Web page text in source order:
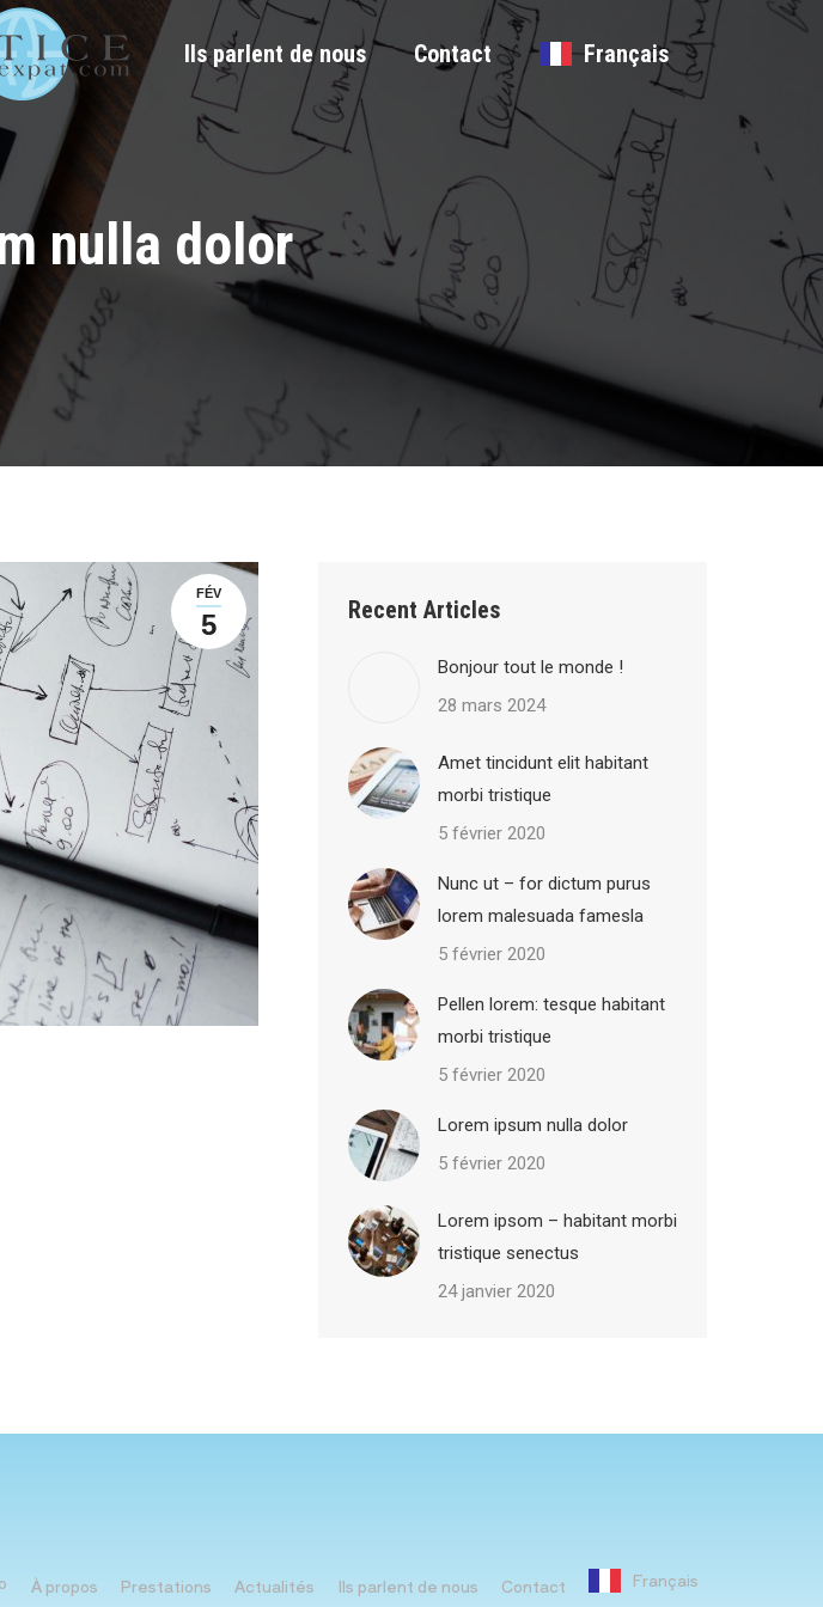
Ils parlent de nous Contact Français
nulla dolor
FÉV
5 Recent Articles
Bonjour tout le monde !
28 mars 2024
Amet tincidunt elit habitant
morbi tristique
5 février 2020
Nunc ut – for dictum purus
lorem malesuada famesla
5 février 2020
Pellen lorem: tesque habitant
morbi tristique
5 février 2020
Lorem ipsum nulla dolor
5 février 2020
Lorem ipsom – habitant morbi
tristique senectus
24 janvier 2020
À propos Prestations Actualités Ils parlent de nous Contact Français